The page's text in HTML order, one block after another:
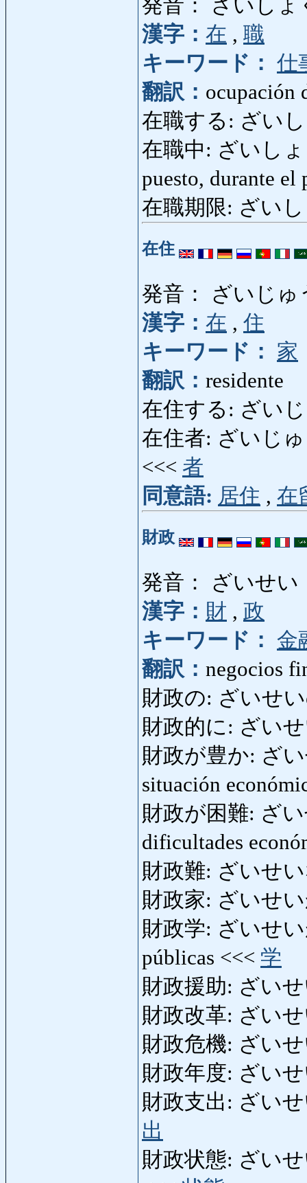
発音： ざいしょ
漢字： 在 , 職
キーワード： 仕
翻訳： ocupación
在職する: ざいし
在職中: ざいしょ
puesto, durante
在職期限: ざい
在住
発音： ざいじゅ
漢字： 在 , 住
キーワード：
家
翻訳： residente
在住する: ざい
在住者: ざいじゅ
<<< 者
同意語: 居住 , 在
財政
発音： ざいせい
漢字： 財 , 政
キーワード： 金
翻訳： negocios
財政の: ざいせい
財政的に: ざい
財政が豊か: ざい
situación
財政が困難: ざ
dificultades
財政難: ざいせ
財政家: ざいせ
財政学: ざいせい
públicas <<< 学
財政援助: ざい
財政改革: ざい
財政危機: ざい
財政年度: ざい
財政支出: ざい
出
財政状態: ざい